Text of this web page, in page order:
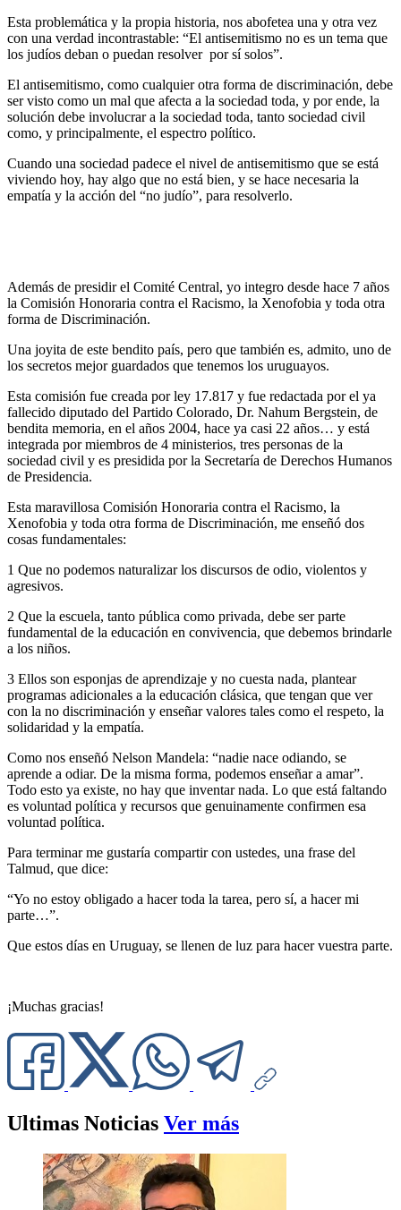
Esta problemática y la propia historia, nos abofetea una y otra vez
con una verdad incontrastable: “El antisemitismo no es un tema que
los judíos deban o puedan resolver por sí solos”.
El antisemitismo, como cualquier otra forma de discriminación, debe
ser visto como un mal que afecta a la sociedad toda, y por ende, la
solución debe involucrar a la sociedad toda, tanto sociedad civil
como, y principalmente, el espectro político.
Cuando una sociedad padece el nivel de antisemitismo que se está
viviendo hoy, hay algo que no está bien, y se hace necesaria la
empatía y la acción del “no judío”, para resolverlo.
Además de presidir el Comité Central, yo integro desde hace 7 años
la Comisión Honoraria contra el Racismo, la Xenofobia y toda otra
forma de Discriminación.
Una joyita de este bendito país, pero que también es, admito, uno de
los secretos mejor guardados que tenemos los uruguayos.
Esta comisión fue creada por ley 17.817 y fue redactada por el ya
fallecido diputado del Partido Colorado, Dr. Nahum Bergstein, de
bendita memoria, en el años 2004, hace ya casi 22 años… y está
integrada por miembros de 4 ministerios, tres personas de la
sociedad civil y es presidida por la Secretaría de Derechos Humanos
de Presidencia.
Esta maravillosa Comisión Honoraria contra el Racismo, la
Xenofobia y toda otra forma de Discriminación, me enseñó dos
cosas fundamentales:
1 Que no podemos naturalizar los discursos de odio, violentos y
agresivos.
2 Que la escuela, tanto pública como privada, debe ser parte
fundamental de la educación en convivencia, que debemos brindarle
a los niños.
3 Ellos son esponjas de aprendizaje y no cuesta nada, plantear
programas adicionales a la educación clásica, que tengan que ver
con la no discriminación y enseñar valores tales como el respeto, la
solidaridad y la empatía.
Como nos enseñó Nelson Mandela: “nadie nace odiando, se
aprende a odiar. De la misma forma, podemos enseñar a amar”.
Todo esto ya existe, no hay que inventar nada. Lo que está faltando
es voluntad política y recursos que genuinamente confirmen esa
voluntad política.
Para terminar me gustaría compartir con ustedes, una frase del
Talmud, que dice:
“Yo no estoy obligado a hacer toda la tarea, pero sí, a hacer mi
parte…”.
Que estos días en Uruguay, se llenen de luz para hacer vuestra parte.
¡Muchas gracias!
Ultimas Noticias Ver más